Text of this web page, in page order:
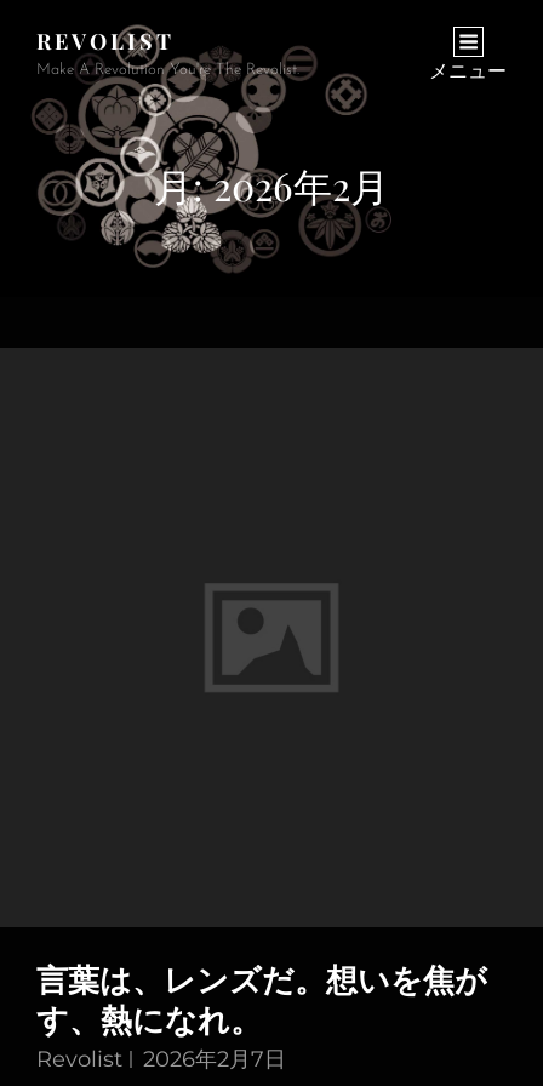
REVOLIST
Make A Revolution You're The Revolist. メニュー
月:2026年2月
言葉は、レンズだ。想いを焦が
す、熱になれ。
Revolist 2026年2月7日